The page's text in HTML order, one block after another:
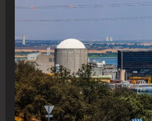
se
otra
vez
sin
mencionar
el